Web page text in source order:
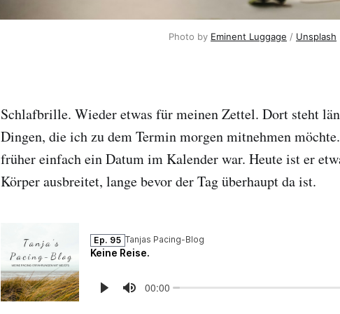
Photo by Eminent Luggage / Unsplash
Schlafbrille. Wieder etwas für meinen Zettel. Dort steht
Dingen, die ich zu dem Termin morgen mitnehmen
früher einfach ein Datum im Kalender war. Heute ist er
Körper ausbreitet, lange bevor der Tag überhaupt da ist.